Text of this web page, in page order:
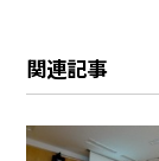
関連記事